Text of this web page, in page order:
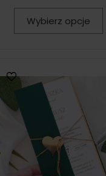
Wybierz opcje